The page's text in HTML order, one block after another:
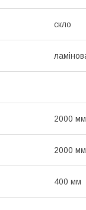
скло
2000 мм
2000 мм
400 мм